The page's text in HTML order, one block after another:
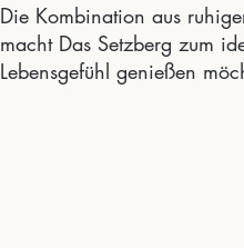
Die Kombination aus
macht Das Setzberg zum
Lebensgefühl genießen